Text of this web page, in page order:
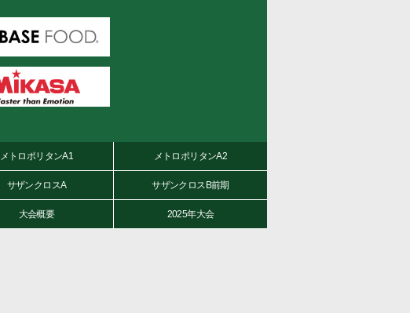
メトロポリタンA1 メトロポリタンA2
サザンクロスA サザンクロスB前期
大会概要 2025年大会